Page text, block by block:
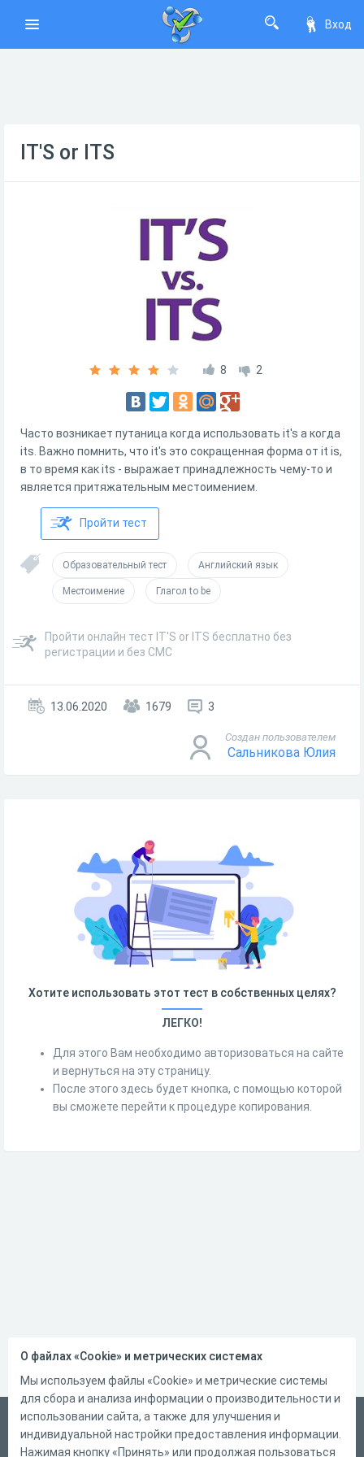
Вход
IT'S or ITS
8 2
Часто возникает путаница когда использовать it's а когда
its. Важно помнить, что it's это сокращенная форма от it is,
в то время как its - выражает принадлежность чему-то и
является притяжательным местоимением.
Пройти тест
Образовательный тест Английский язык
Местоимение Глагол to be
Пройти онлайн тест IT'S or ITS бесплатно без
регистрации и без СМС
13.06.2020 1679 3
Создан пользователем
Сальникова Юлия
Хотите использовать этот тест в собственных целях?
ЛЕГКО!
Для этого Вам необходимо авторизоваться на сайте
и вернуться на эту страницу.
После этого здесь будет кнопка, с помощью которой
вы сможете перейти к процедуре копирования.
Русский
Справка
О файлах «Cookie» и метрических системах
Мы используем файлы «Cookie» и метрические системы
для сбора и анализа информации о производительности и
использовании сайта, а также для улучшения и
индивидуальной настройки предоставления информации.
Нажимая кнопку «Принять» или продолжая пользоваться